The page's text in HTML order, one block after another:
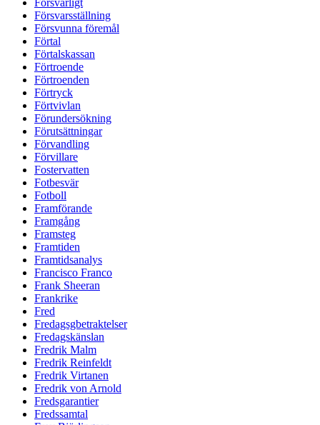
Försvarsställning
Försvunna föremål
Förtal
Förtalskassan
Förtroende
Förtroenden
Förtryck
Förtvivlan
Förundersökning
Förutsättningar
Förvandling
Förvillare
Fostervatten
Fotbesvär
Fotboll
Framförande
Framgång
Framsteg
Framtiden
Framtidsanalys
Francisco Franco
Frank Sheeran
Frankrike
Fred
Fredagsgbetraktelser
Fredagskänslan
Fredrik Malm
Fredrik Reinfeldt
Fredrik Virtanen
Fredrik von Arnold
Fredsgarantier
Fredssamtal